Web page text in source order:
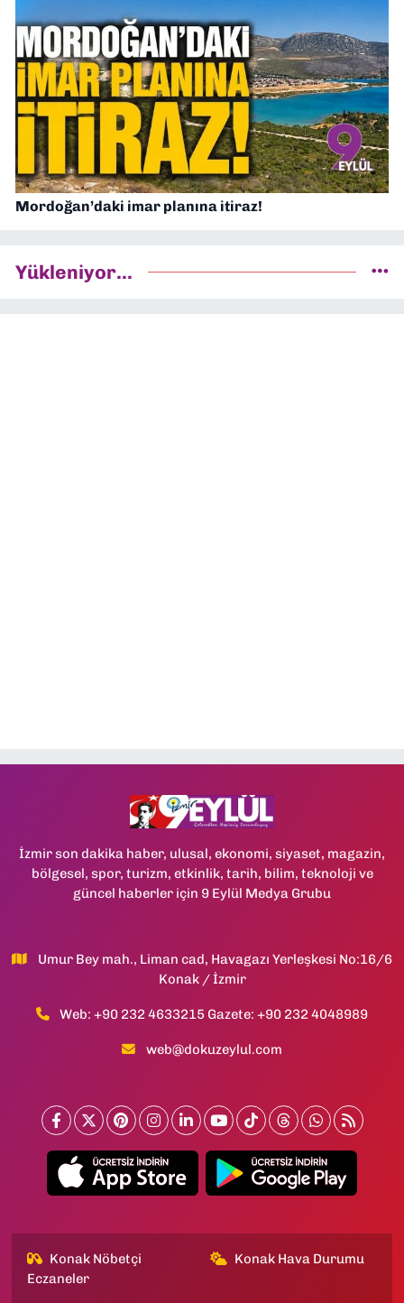
Mordoğan’daki imar planına itiraz!
Yükleniyor...
İzmir son dakika haber, ulusal, ekonomi, siyaset, magazin,
bölgesel, spor, turizm, etkinlik, tarih, bilim, teknoloji ve
güncel haberler için 9 Eylül Medya Grubu
Umur Bey mah., Liman cad, Havagazı Yerleşkesi No:16/6
Konak / İzmir
Web: +90 232 4633215 Gazete: +90 232 4048989
web@dokuzeylul.com
Konak Nöbetçi
Eczaneler
Konak Hava Durumu